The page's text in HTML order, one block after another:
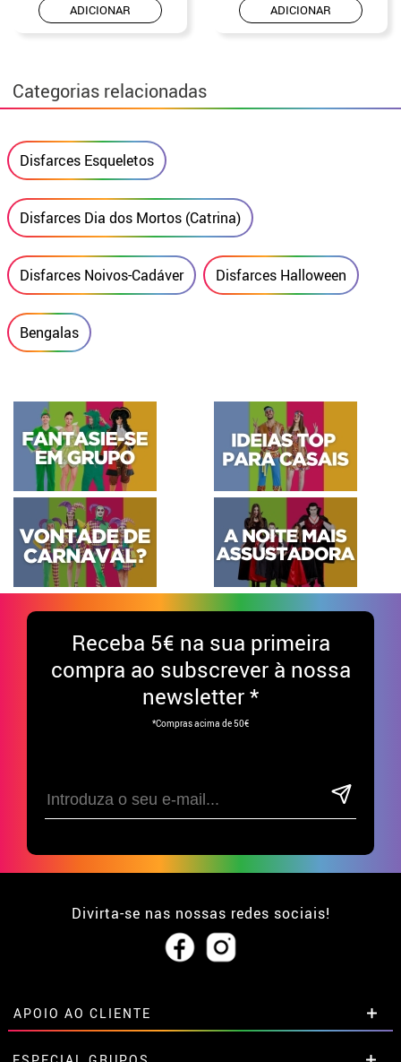
ADICIONAR ADICIONAR
Categorias relacionadas
Disfarces Esqueletos
Disfarces Dia dos Mortos (Catrina)
Disfarces Noivos-Cadáver Disfarces Halloween
Bengalas
Receba 5€ na sua primeira
compra ao subscrever à nossa
newsletter *
*Compras acima de 50€
Divirta-se nas nossas redes sociais!
APOIO AO CLIENTE
• Sobre nós